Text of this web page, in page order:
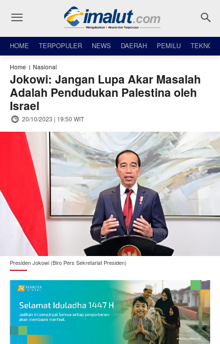
HOME TERPOPULER NEWS DAERAH PEMILU TEKNO
Home Nasional
Jokowi: Jangan Lupa Akar Masalah
Adalah Pendudukan Palestina oleh
Israel
20/10/2023 | 19:50 WIT
Presiden Jokowi (Biro Pers Sekretariat Presiden)